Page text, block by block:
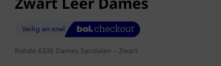
Rohde 6336 Dames Sandalen – Zwart